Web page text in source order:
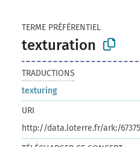
TERME PRÉFÉRENTIEL
texturation
TRADUCTIONS
texturing
URI
http://data.loterre.fr/ark:/